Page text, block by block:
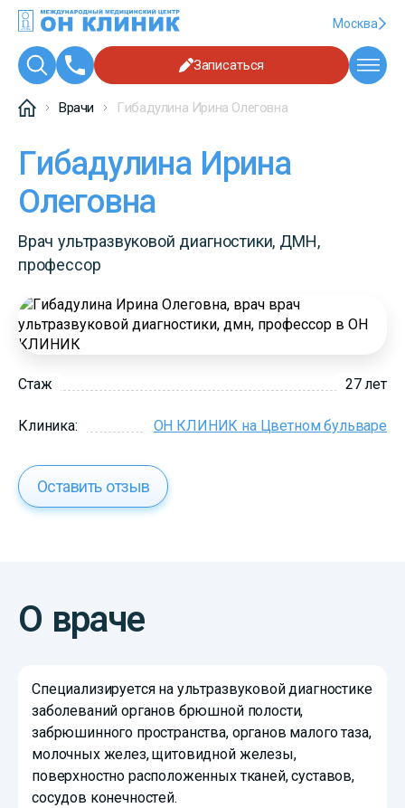
Москва
Записаться
Врачи Гибадулина Ирина Олеговна
Гибадулина Ирина
Олеговна
Врач ультразвуковой диагностики, ДМН,
профессор
Стаж 27 лет
Клиника: ОН КЛИНИК на Цветном бульваре
Оставить отзыв
О враче
Специализируется на ультразвуковой диагностике
заболеваний органов брюшной полости,
забрюшинного пространства, органов малого таза,
молочных желез, щитовидной железы,
поверхностно расположенных тканей, суставов,
сосудов конечностей.